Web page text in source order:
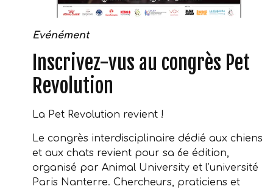
Evénément
Inscrivez-vus au congrès Pet
Revolution
La Pet Revolution revient !
Le congrès interdisciplinaire dédié aux chiens
et aux chats revient pour sa 6e édition,
organisé par Animal University et l’université
Paris Nanterre. Chercheurs, praticiens et